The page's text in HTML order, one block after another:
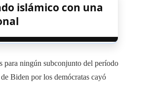
islámico con una
para ningún subconjunto del período
Biden por los demócratas cayó